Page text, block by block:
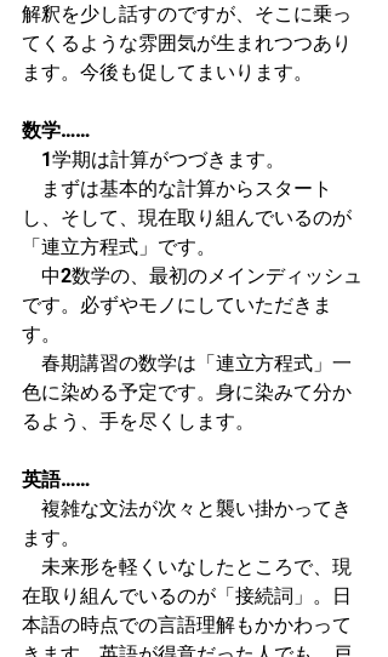
解釈を少し話すのですが、そこに乗っ
てくるような雰囲気が生まれつつあり
ます。今後も促してまいります。
数学……
1学期は計算がつづきます。
まずは基本的な計算からスタート
し、そして、現在取り組んでいるのが
「連立方程式」です。
中2数学の、最初のメインディッシュ
です。必ずやモノにしていただきま
す。
春期講習の数学は「連立方程式」一
色に染める予定です。身に染みて分か
るよう、手を尽くします。
英語……
複雑な文法が次々と襲い掛かってき
ます。
未来形を軽くいなしたところで、現
在取り組んでいるのが「接続詞」。日
本語の時点での言語理解もかかわって